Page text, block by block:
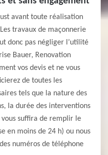
avant toute réalisation
travaux de maçonnerie
donc pas négliger l’utilité
Bauer, Renovation
vos devis et ne vous
de toutes les
tels que la nature des
la durée des interventions
suffira de remplir le
en moins de 24 h) ou nous
numéros de téléphone